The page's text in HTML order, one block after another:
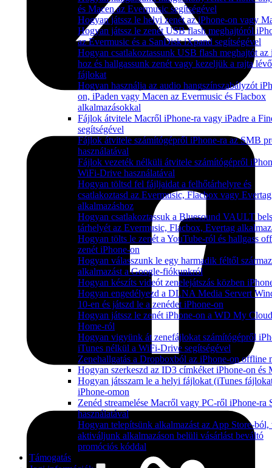
és Macen az Evermusic segítségével
Hogyan játssz le helyi zenét az iPhone-on vagy
Hogyan játssz le zenét USB flash meghajtóról
az Evermusic és a SanDisk iXpand segítségével
Hogyan csatlakoztassunk USB flash meghajtót az
hoz és hallgassunk zenét vagy kezeljük a rajta lévő
fájlokat
Hogyan használja az audio hangszínszabályzót
on, iPaden vagy Macen az Evermusic és Flacbox
alkalmazásokkal
Fájlok átvitele Macről iPhone-ra vagy iPadre a
segítségével
Fájlok átvitele számítógépről iPhone-ra az SMB
használatával
Fájlok vezeték nélküli átvitele számítógépről
WiFi-Drive használatával
Hogyan töltsd fel fájljaidat a felhőtárhelyre és
csatlakoztasd az Evermusic, Flacbox vagy Evertag
alkalmazáshoz
Hogyan csatlakoztassuk a Bluesound VAULT
tárhelyét az Evermusic, Flacbox, Evertag
Hogyan tölts le zenét a YouTube-ról és hallgass
zenét iPhone-on
Hogyan válasszunk le egy harmadik féltől
alkalmazást a Google-fiókunkról
Hogyan készíts videót zenelejátszás közben
Hogyan engedélyezd a DLNA Media Servert
10-en és játszd le a zenédet iPhone-on
Hogyan játssz le zenét iPhone-on a WD My Cloud
Home-ról
Hogyan vigyünk át zenefájlokat számítógépről
iTunes nélkül a WiFi-Drive segítségével
Zenehallgatás a Dropboxból az iPhone-on offline
Hogyan szerkeszd az ID3 címkéket iPhone-on és
Hogyan játsszam le a helyi fájlokat (iTunes
iPhone-omon
Zenéd streamelése Macről vagy PC-ről iPhone-ra
használatával
Hogyan telepítsünk alkalmazást az App Store-ból,
aktiváljunk alkalmazáson belüli vásárlást beváltó
promóciós kóddal
Támogatás